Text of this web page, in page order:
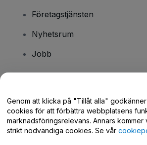
Företagstjänsten
Nyhetsrum
Jobb
Hjälpcenter / Kontakta oss
Genom att klicka på "Tillåt alla"
cookies för att förbättra webbplatsens
marknadsföringsrelevans. Annars kommer
strikt nödvändiga cookies. Se vår